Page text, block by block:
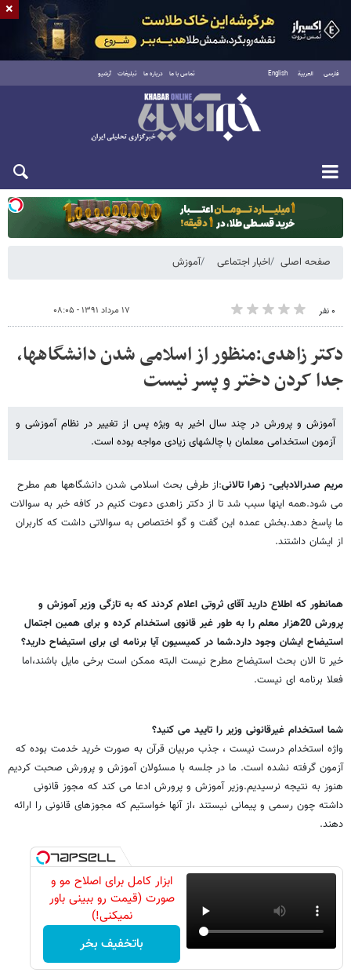
فارسی العربية English تماس با ما درباره ما تبلیغات آرشیو
یکشنبه ۱۸ مرداد ۱۴۰۵
صفحه اصلی اخبار اجتماعی آموزش
۰ نفر ۱۷ مرداد ۱۳۹۱ - ۰۸:۰۵
دکتر زاهدی:منظور از اسلامی شدن دانشگاهها،
جدا کردن دختر و پسر نیست
آموزش و پرورش در چند سال اخیر به ویژه پس از تغییر در نظام آموزشی و
آزمون استخدامی معلمان با چالشهای زیادی مواجه بوده است.
مریم صدرالادبایی- زهرا تالانی:از طرفی بحث اسلامی شدن دانشگاهها هم مطرح
می شود.همه اینها سبب شد تا از دکتر زاهدی دعوت کنیم در کافه خبر به سوالات
ما پاسخ دهد.بخش عمده این گفت و گو اختصاص به سوالاتی داشت که کاربران
از ایشان داشتند.
همانطور که اطلاع دارید آقای ثروتی اعلام کردند که به تازگی وزیر آموزش و
پرورش 20هزار معلم را به طور غیر قانوی استخدام کرده و برای همین اجتمال
استیضاح ایشان وجود دارد.شما در کمیسیون آیا برنامه ای برای استیضاح دارید؟
خیر تا الان بحث استیضاح مطرح نیست البته ممکن است برخی مایل باشند،اما
فعلا برنامه ای نیست.
شما استخدام غیرقانونی وزیر را تایید می کنید؟
واژه استخدام درست نیست ، جذب مربیان قرآن به صورت خرید خدمت بوده که
آزمون گرفته نشده است. ما در جلسه با مسئولان آموزش و پرورش صحبت کردیم
هنوز به نتیجه نرسیدیم.وزیر آموزش و پرورش ادعا می کند که مجوز قانونی
داشته چون رسمی و پیمانی نیستند ،از آنها خواستیم که مجوزهای قانونی را ارائه
دهند.
ابزار کامل برای اصلاح مو و
صورت (قیمت رو ببینی باور
نمیکنی!)
باتخفیف بخر
×